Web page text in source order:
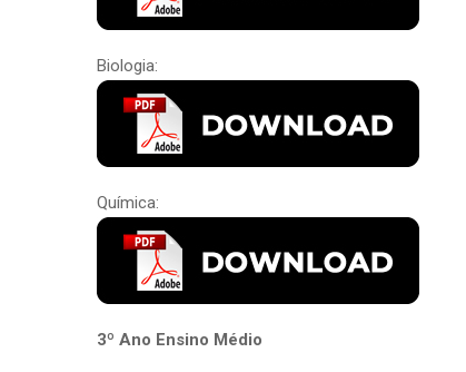
Biologia:
Química:
3º Ano Ensino Médio